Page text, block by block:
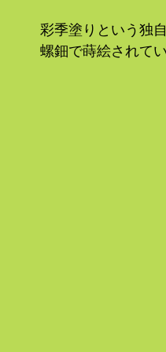
彩季塗りという独
螺鈿で蒔絵されて